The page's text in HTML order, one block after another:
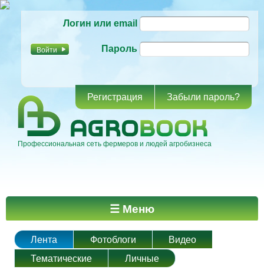
основному
Логин или email
Пароль
Регистрация Забыли пароль?
Профессиональная сеть фермеров и людей агробизнеса
Главное меню ☰ Меню
Лента Фотоблоги
Видео
Тематические
Личные